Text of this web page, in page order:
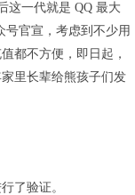
这一代就是 QQ 最大
号官宣，考虑到不少用
都不方便，即日起，
里长辈给熊孩子们发
了验证。